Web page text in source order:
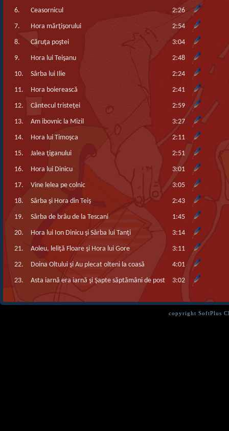
6. Ceasornicul 2:26
7. Hora mărţişorului 2:54
8. Căruţa poştei 3:04
9. Hora lui Teişanu 2:48
10. Sârba lui Ilie 2:24
11. Hora boierească 2:41
12. Cântecul tristeţei 2:59
13. Am ibovnic la Mizil 3:27
14. Hora lui Timoşca 2:11
15. Jalea ţiganului 2:51
16. Hora lui Dinicu 3:01
17. Vine lelea pe colnic 3:05
18. Sârba şi Hora din Teiş 2:43
19. Sârba de brâu de la Tescani 1:45
20. Hora lui Ion Dinicu şi Sârba lui Tanţi 3:14
21. Aoleu, leliţă Floare şi Hora lui Gore 3:11
22. Doina Oltului şi Au plecat olteni la coasă 4:01
23. Asta iarnă era iarnă şi Şapte săptămâni de post 3:02
copyright SoftPlus